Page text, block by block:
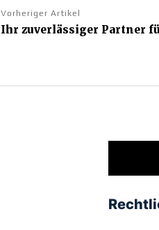
Vorheriger Artikel
Ihr zuverlässiger Partner